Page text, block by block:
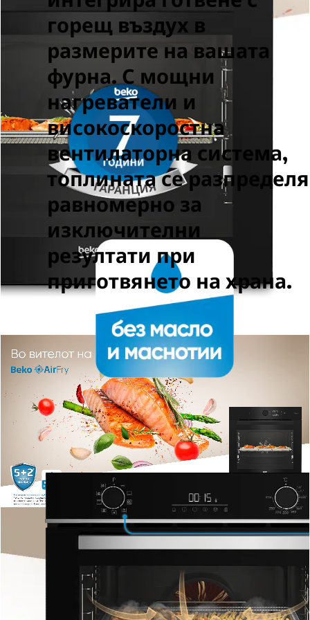
горещ въздух в
размерите на вашата
фурна. С мощни
нагреватели и
високоскоростна
вентилаторна система,
топлината се разпределя
равномерно за
изключителни
резултати при
приготвянето на храна.